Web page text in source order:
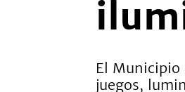
El Municipio
juegos,